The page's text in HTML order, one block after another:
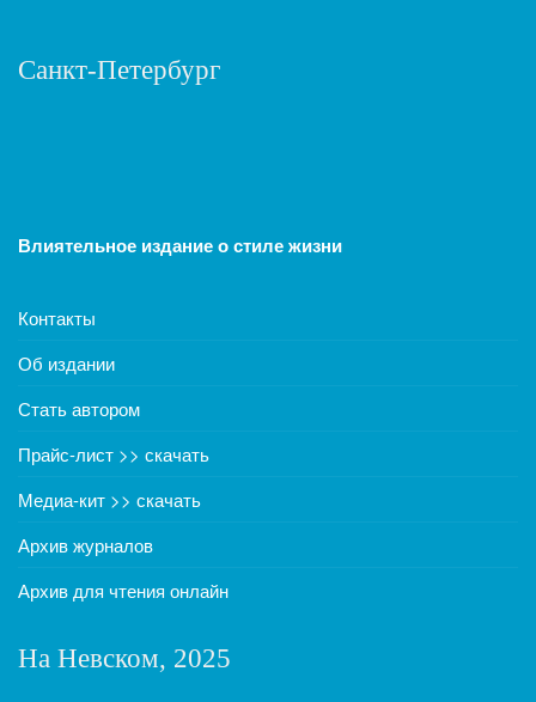
Санкт-Петербург
Влиятельное издание о стиле жизни
Контакты
Об издании
Стать автором
Прайс-лист >> скачать
Медиа-кит >> скачать
Архив журналов
Архив для чтения онлайн
На Невском, 2025